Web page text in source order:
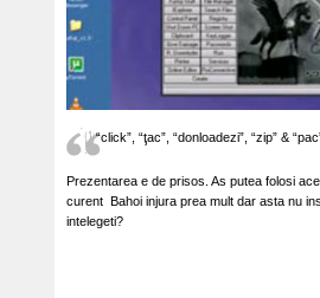
“click”, “ţac”, “donloadezi”, “zip” &
Prezentarea e de prisos. As putea folosi
curent Bahoi injura prea mult dar asta nu
intelegeti?